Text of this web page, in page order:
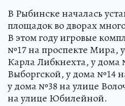
В Рыбинске началась
площадок во дворах
В этом году игровые
№17 на проспекте Мира,
Карла Либкнехта, у дома
Выборгской, у дома №14
у дома №38 на улице
на улице Юбилейной.